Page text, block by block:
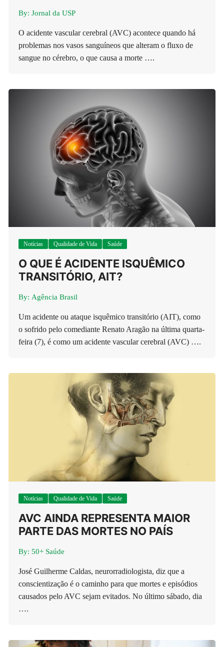
By: Jornal da USP
O acidente vascular cerebral (AVC) acontece quando há
problemas nos vasos sanguíneos que alteram o fluxo de
sangue no cérebro, o que causa a morte ….
Notícias Qualidade de Vida Saúde
O QUE É ACIDENTE ISQUÊMICO
TRANSITÓRIO, AIT?
By: Agência Brasil
Um acidente ou ataque isquêmico transitório (AIT), como
o sofrido pelo comediante Renato Aragão na última quarta-
feira (7), é como um acidente vascular cerebral (AVC) ….
Notícias Qualidade de Vida Saúde
AVC AINDA REPRESENTA MAIOR
PARTE DAS MORTES NO PAÍS
By: 50+ Saúde
José Guilherme Caldas, neurorradiologista, diz que a
conscientização é o caminho para que mortes e episódios
causados pelo AVC sejam evitados. No último sábado, dia
….